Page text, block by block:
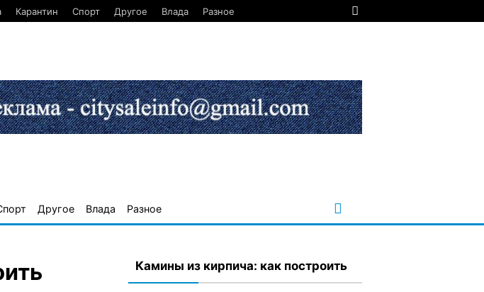
Карантин Спорт Другое Влада Разное
Другое Влада Разное
Камины из кирпича: как построить